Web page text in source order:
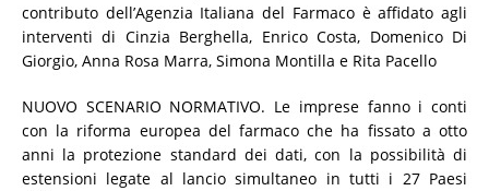
contributo dell’Agenzia Italiana del Farmaco è affidato agli
interventi di Cinzia Berghella, Enrico Costa, Domenico Di
Giorgio, Anna Rosa Marra, Simona Montilla e Rita Pacello
NUOVO SCENARIO NORMATIVO. Le imprese fanno i conti
con la riforma europea del farmaco che ha fissato a otto
anni la protezione standard dei dati, con la possibilità di
estensioni legate al lancio simultaneo in tutti i 27 Paesi